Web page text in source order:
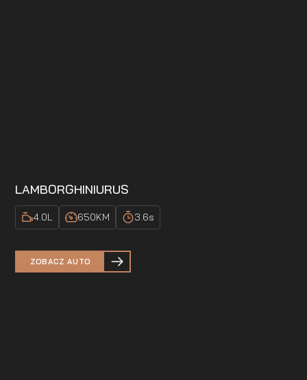
LAMBORGHINIURUS
4.0L 650KM 3.6s
ZOBACZ AUTO